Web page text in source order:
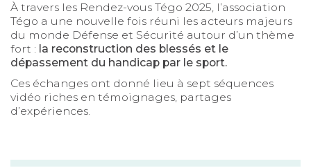
À travers les Rendez-vous Tégo 2025, l’association
Tégo a une nouvelle fois réuni les acteurs majeurs
du monde Défense et Sécurité autour d’un thème
fort : la reconstruction des blessés et le
dépassement du handicap par le sport.
Ces échanges ont donné lieu à sept séquences
vidéo riches en témoignages, partages
d’expériences.